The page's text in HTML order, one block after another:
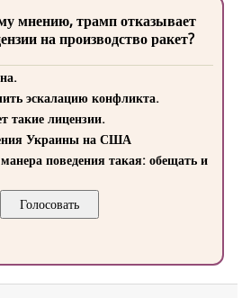
мнению, трамп отказывает
на производство ракет?
эскалацию конфликта.
такие лицензии.
Украины на США
поведения такая: обещать и